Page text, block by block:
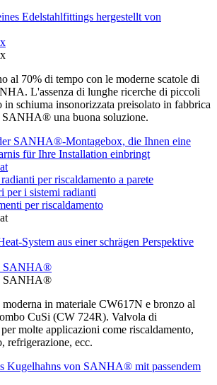
al 70% di tempo con le moderne scatole di
L'assenza di lunghe ricerche di piccoli
in schiuma insonorizzata preisolato in fabbrica
una buona soluzione.
per riscaldamento a parete
per i sistemi radianti
per riscaldamento
SANHA®
SANHA®
moderna in materiale CW617N e bronzo al
CuSi (CW 724R). Valvola di
molte applicazioni come riscaldamento,
refrigerazione, ecc.